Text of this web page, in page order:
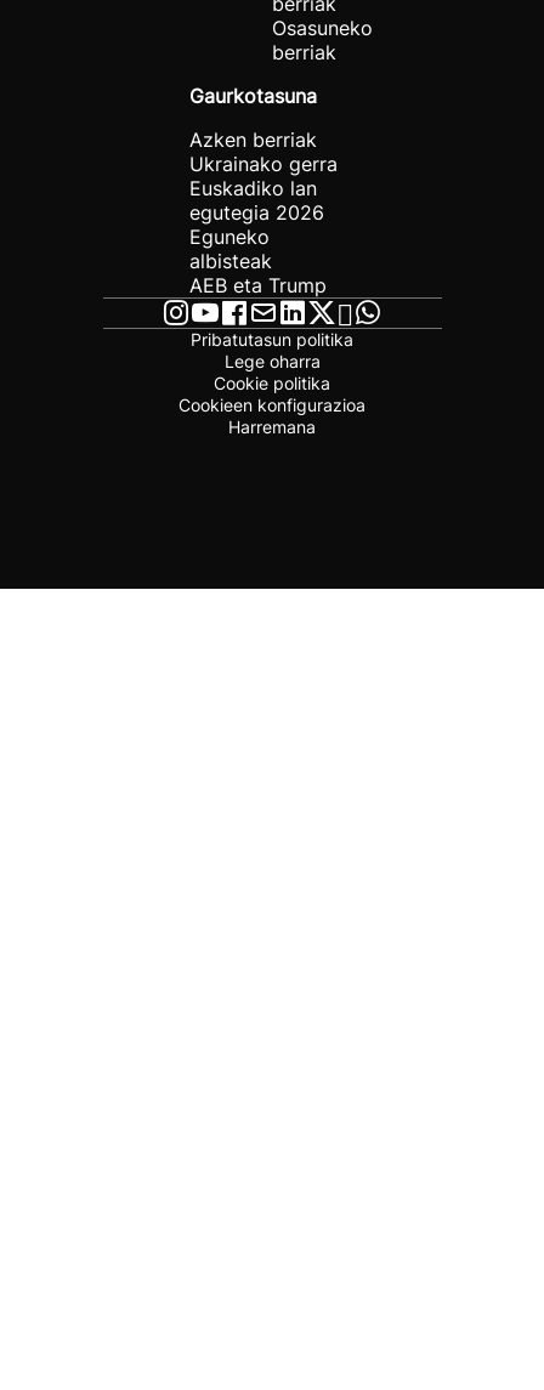
Osasuneko
berriak
Gaurkotasuna
Azken berriak
Ukrainako gerra
Euskadiko lan
egutegia 2026
Eguneko
albisteak
AEB eta Trump
Pribatutasun politika
Lege oharra
Cookie politika
Cookieen konfigurazioa
Harremana